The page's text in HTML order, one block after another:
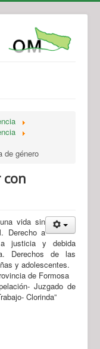
de género
vida sin
Derecho a
justicia y debida
Derechos de las
y adolescentes.
de Formosa
Juzgado de
Clorinda”